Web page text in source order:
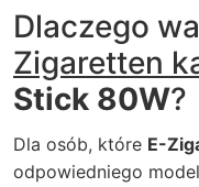
Dlaczego
Zigaretten
Stick 80W?
Dla osób, które E-
odpowiedniego